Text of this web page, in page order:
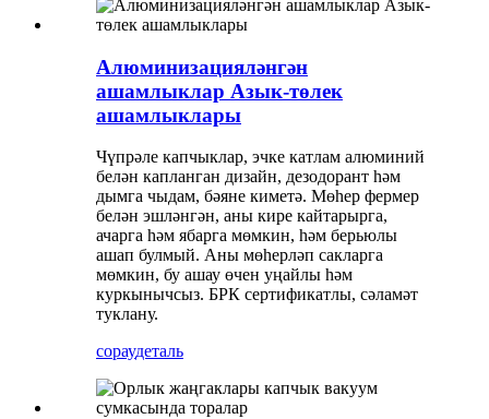
Алюминизацияләнгән
ашамлыклар Азык-төлек
ашамлыклары
Чүпрәле капчыклар, эчке катлам алюминий
белән капланган дизайн, дезодорант һәм
дымга чыдам, бәяне киметә. Мөһер фермер
белән эшләнгән, аны кире кайтарырга,
ачарга һәм ябарга мөмкин, һәм берьюлы
ашап булмый. Аны мөһерләп сакларга
мөмкин, бу ашау өчен уңайлы һәм
куркынычсыз. БРК сертификатлы, сәламәт
туклану.
сораудеталь